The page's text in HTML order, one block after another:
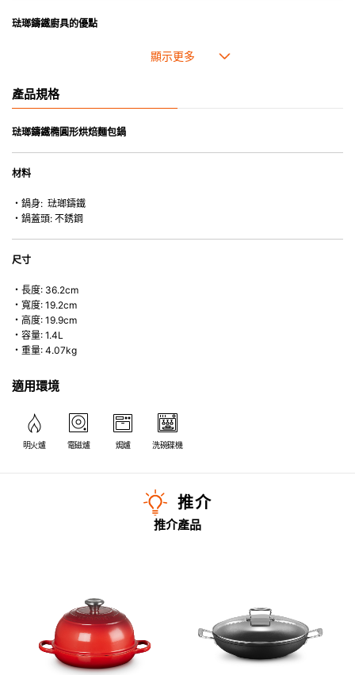
琺瑯鑄鐵廚具的優點
• 琺瑯鑄鐵傳熱性均勻，不會產生過熱點。
• 重身的鍋蓋能有助防止蒸氣溜走,易於 保持食物的原汁原味。
• 琺瑯抗酸鹼，不會殘留氣味，安全衛生。
產品規格
琺瑯鑄鐵橢圓形烘焙麵包鍋
材料
・鍋身: 琺瑯鑄鐵
・鍋蓋頭: 不銹鋼
尺寸
・長度: 36.2cm
・寬度: 19.2cm
・高度: 19.9cm
・容量: 1.4L
・重量: 4.07kg
適用環境
明火爐 電磁爐 焗爐 洗碗碟機
推介
推介產品